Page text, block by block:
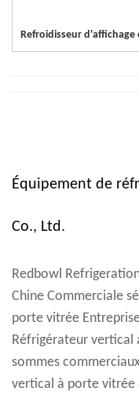
Équipement de
Co., Ltd.
Redbowl
Chine Commerciale
porte vitrée
Réfrigérateur
sommes
vertical à porte vitrée